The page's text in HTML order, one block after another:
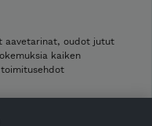
aavetarinat, oudot jutut
kaiken